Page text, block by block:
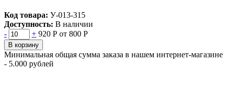
Код товара: У-013-315
Доступность: В наличии
-
+ 920 Р от 800 Р
В корзину
Минимальная общая сумма заказа в нашем интернет-магазине
- 5.000 рублей